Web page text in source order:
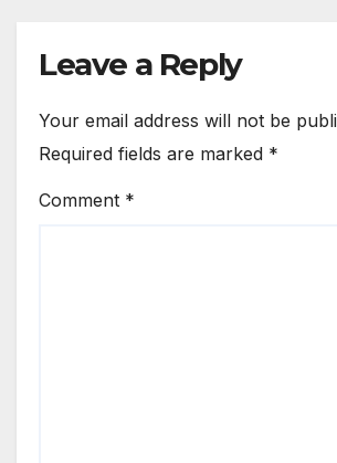
Leave a Reply
Your email address will not be
Required fields are marked *
Comment *